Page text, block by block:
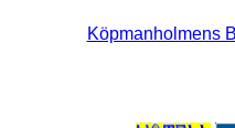
Köpmanholmens